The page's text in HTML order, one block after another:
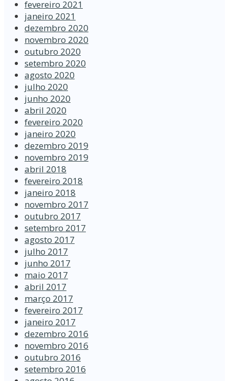
fevereiro 2021
janeiro 2021
dezembro 2020
novembro 2020
outubro 2020
setembro 2020
agosto 2020
julho 2020
junho 2020
abril 2020
fevereiro 2020
janeiro 2020
dezembro 2019
novembro 2019
abril 2018
fevereiro 2018
janeiro 2018
novembro 2017
outubro 2017
setembro 2017
agosto 2017
julho 2017
junho 2017
maio 2017
abril 2017
março 2017
fevereiro 2017
janeiro 2017
dezembro 2016
novembro 2016
outubro 2016
setembro 2016